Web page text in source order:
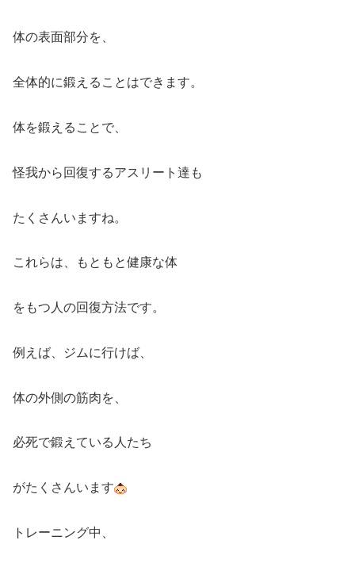
体の表面部分を、
全体的に鍛えることはできます。
体を鍛えることで、
怪我から回復するアスリート達も
たくさんいますね。
これらは、もともと健康な体
をもつ人の回復方法です。
例えば、ジムに行けば、
体の外側の筋肉を、
必死で鍛えている人たち
がたくさんいます
トレーニング中、